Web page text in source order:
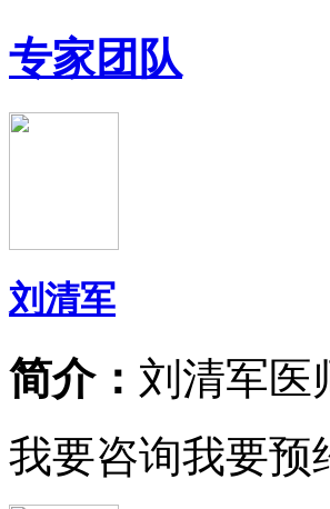
专家团队
刘清军
简介： 刘清军医
我要咨询我要预